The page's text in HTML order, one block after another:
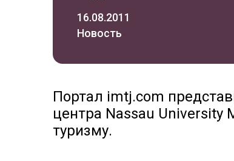
16.08.2011
Новость
Портал imtj.com
центра Nassau University
туризму.